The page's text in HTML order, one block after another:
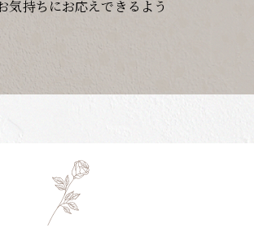
気持ちにお応えできるよう